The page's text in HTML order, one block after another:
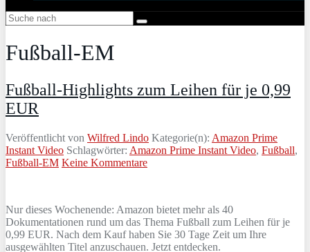
Fußball-EM
Fußball-Highlights zum Leihen für je 0,99
EUR
Veröffentlicht von Wilfred Lindo Kategorie(n): Amazon Prime
Instant Video Schlagwörter: Amazon Prime Instant Video, Fußball,
Fußball-EM Keine Kommentare
Nur dieses Wochenende: Amazon bietet mehr als 40
Dokumentationen rund um das Thema Fußball zum Leihen für je
0,99 EUR. Nach dem Kauf haben Sie 30 Tage Zeit um Ihre
ausgewählten Titel anzuschauen. Jetzt entdecken.